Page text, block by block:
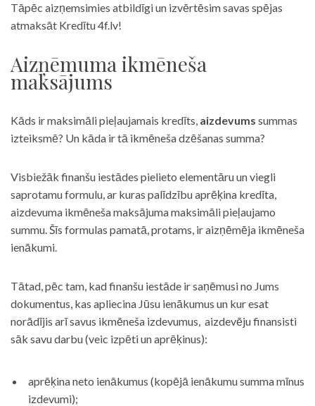
Tāpēc aizņemsimies atbildīgi un izvērtēsim savas spējas
atmaksāt Kredītu 4f.lv!
Aizņēmuma ikmēneša
maksājums
Kāds ir maksimāli pieļaujamais kredīts, aizdevums summas
izteiksmē? Un kāda ir tā ikmēneša dzēšanas summa?
Visbiežāk finanšu iestādes pielieto elementāru un viegli
saprotamu formulu, ar kuras palīdzību aprēķina kredīta,
aizdevuma ikmēneša maksājuma maksimāli pieļaujamo
summu. Šīs formulas pamatā, protams, ir aizņēmēja ikmēneša
ienākumi.
Tātad, pēc tam, kad finanšu iestāde ir saņēmusi no Jums
dokumentus, kas apliecina Jūsu ienākumus un kur esat
norādījis arī savus ikmēneša izdevumus, aizdevēju finansisti
sāk savu darbu (veic izpēti un aprēķinus):
aprēķina neto ienākumus (kopējā ienākumu summa mīnus
izdevumi);